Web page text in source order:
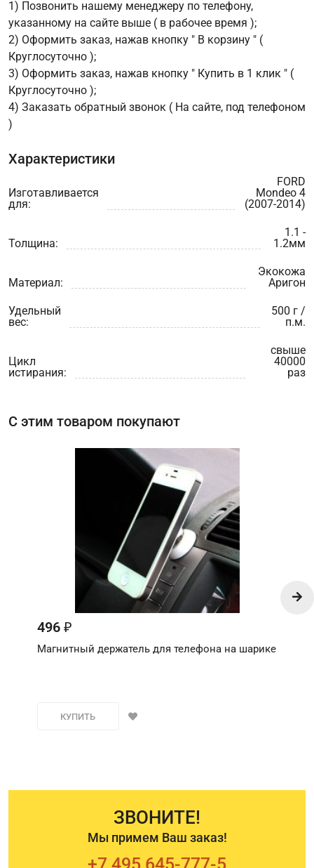
1) Позвонить нашему менеджеру по телефону,
указанному на сайте выше ( в рабочее время );
2) Оформить заказ, нажав кнопку " В корзину " (
Круглосуточно );
3) Оформить заказ, нажав кнопку " Купить в 1 клик " (
Круглосуточно );
4) Заказать обратный звонок ( На сайте, под телефоном
)
Характеристики
Изготавливается
для:
FORD
Mondeo 4
(2007-2014)
Толщина:
1.1 -
1.2мм
Материал:
Экокожа
Аригон
Удельный
вес:
500 г /
п.м.
Цикл
истирания:
свыше
40000
раз
С этим товаром покупают
496 ₽
Магнитный держатель для телефона на шарике
КУПИТЬ
ЗВОНИТЕ!
Мы примем Ваш заказ!